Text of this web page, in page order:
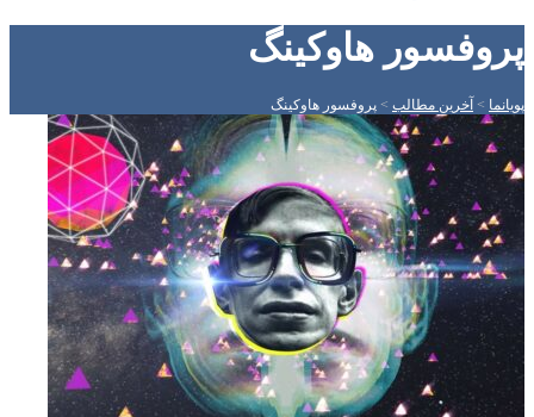
پروفسور هاوکینگ
پویانما > آخرین مطالب > پروفسور هاوکینگ